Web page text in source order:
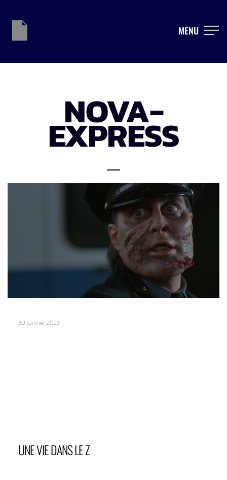
MENU
NOVA-
EXPRESS
30 janvier 2023
UNE VIE DANS LE Z